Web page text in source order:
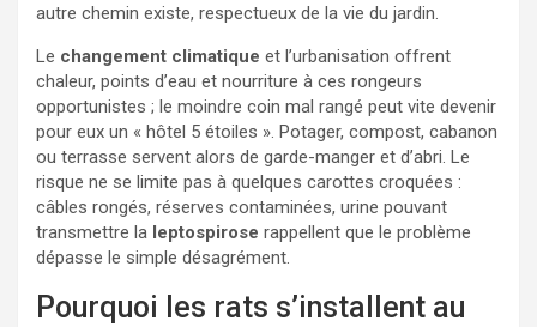
autre chemin existe, respectueux de la vie du jardin.
Le changement climatique et l’urbanisation offrent
chaleur, points d’eau et nourriture à ces rongeurs
opportunistes ; le moindre coin mal rangé peut vite devenir
pour eux un « hôtel 5 étoiles ». Potager, compost, cabanon
ou terrasse servent alors de garde-manger et d’abri. Le
risque ne se limite pas à quelques carottes croquées :
câbles rongés, réserves contaminées, urine pouvant
transmettre la leptospirose rappellent que le problème
dépasse le simple désagrément.
Pourquoi les rats s’installent au